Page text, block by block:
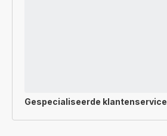
Gespecialiseerde klantenservice